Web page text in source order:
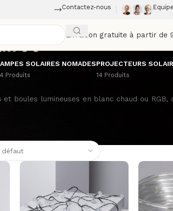
Contactez-nous
Livraison gratuite à partir de
SOLAIRES NOMADES
Produits
PROJECTEURS
14 Produits
boules lumineuses en blanc chaud ou